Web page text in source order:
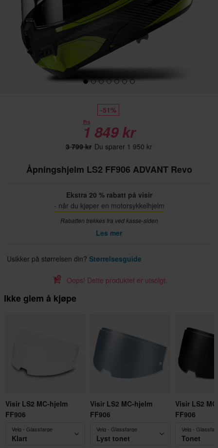
-51%
Fra
1 849 kr
3 799 kr Du sparer 1 950 kr
Åpningshjelm LS2 FF906 ADVANT Revo
Ekstra 20 % rabatt på visir
- når du kjøper en motorsykkelhjelm
Rabatten trekkes fra ved kasse-siden
Les mer
Usikker på størrelsen din? Størrelsesguide
Oops! Dette produktet er utsolgt.
Ikke glem å kjøpe
Visir LS2 MC-hjelm
FF906
Velg - Glassfarge
Klart
Visir LS2 MC-hjelm
FF906
Velg - Glassfarge
Lyst tonet
Visir LS2
FF906
Velg -
Tonet